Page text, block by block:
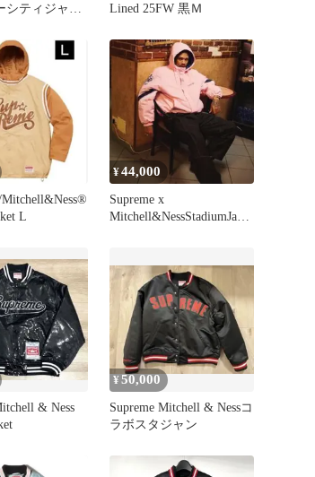
シティジャケ
Lined 25FW 黒Ｍ
L
¥44,000
Supreme x
Mitchell&NessStadiumJack
& Ness
¥50,000
Supreme Mitchell & Nessコ
ラボスタジャン